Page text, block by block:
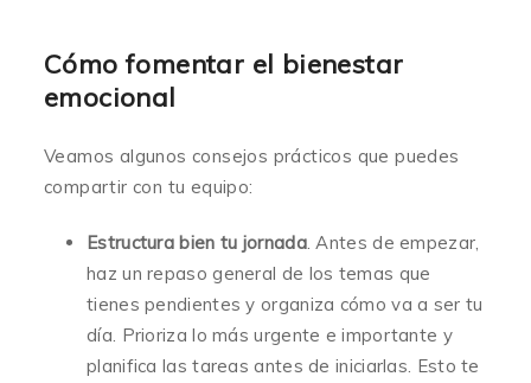
Cómo fomentar el bienestar
emocional
Veamos algunos consejos prácticos que puedes
compartir con tu equipo:
Estructura bien tu jornada. Antes de empezar,
haz un repaso general de los temas que
tienes pendientes y organiza cómo va a ser tu
día. Prioriza lo más urgente e importante y
planifica las tareas antes de iniciarlas. Esto te